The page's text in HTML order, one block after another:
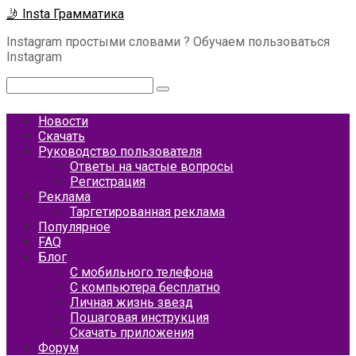
Перейти
контенту
🤳 Insta Грамматика
Instagram простыми словами ? Обучаем пользоваться
Instagram
Новости
Скачать
Руководство пользователя
Ответы на частые вопросы
Регистрация
Реклама
Таргетированная реклама
Популярное
FAQ
Блог
С мобильного телефона
С компьютера бесплатно
Личная жизнь звезд
Пошаговая инструкция
Скачать приложения
Форум